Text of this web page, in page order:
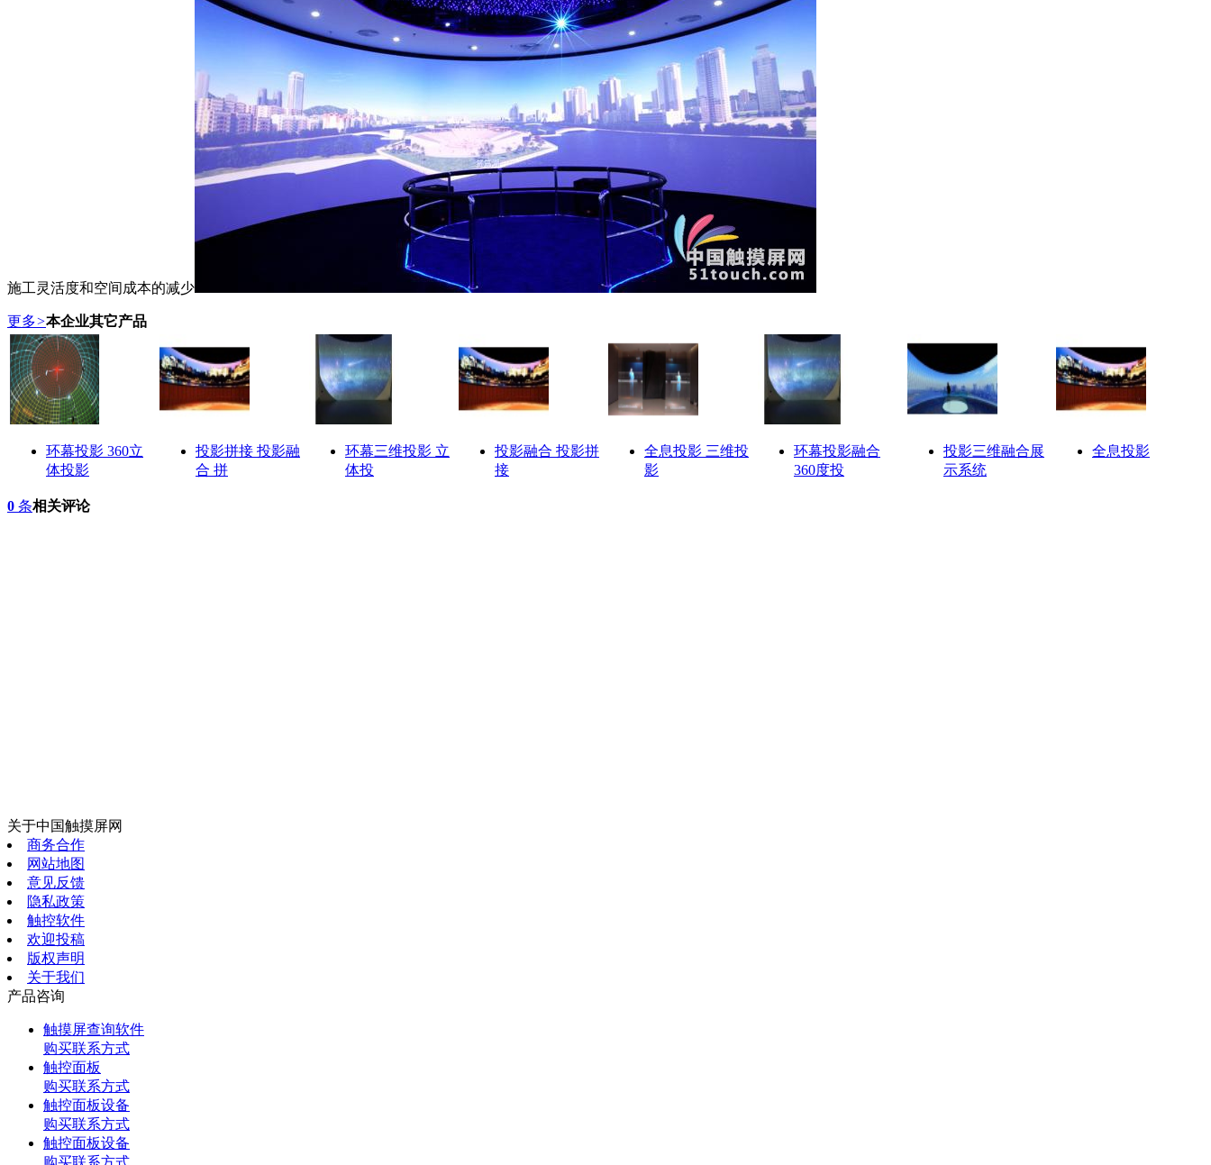
施工灵活度和空间成本的减少
更多>本企业其它产品
环幕投影 360立
体投影
投影拼接 投影融
合 拼
环幕三维投影 立
体投
投影融合 投影拼
接
全息投影 三维投
影
环幕投影融合
360度投
投影三维融合展
示系统
全息投影
0 条相关评论
关于中国触摸屏网
商务合作
网站地图
意见反馈
隐私政策
触控软件
欢迎投稿
版权声明
关于我们
产品咨询
触摸屏查询软件
购买联系方式
触控面板
购买联系方式
触控面板设备
购买联系方式
触控面板设备
购买联系方式